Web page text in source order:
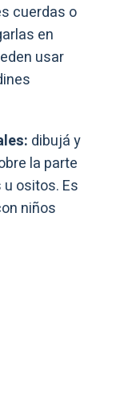
cuerdas o
en
usar
dibujá y
la parte
ositos. Es
niños